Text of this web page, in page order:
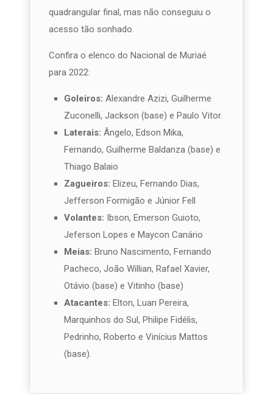
quadrangular final, mas não conseguiu o
acesso tão sonhado.
Confira o elenco do Nacional de Muriaé
para 2022:
Goleiros: Alexandre Azizi, Guilherme
Zuconelli, Jackson (base) e Paulo Vitor.
Laterais: Ângelo, Edson Mika,
Fernando, Guilherme Baldanza (base) e
Thiago Balaio
Zagueiros: Elizeu, Fernando Dias,
Jefferson Formigão e Júnior Fell
Volantes: Ibson, Emerson Guioto,
Jeferson Lopes e Maycon Canário
Meias: Bruno Nascimento, Fernando
Pacheco, João Willian, Rafael Xavier,
Otávio (base) e Vitinho (base)
Atacantes: Elton, Luan Pereira,
Marquinhos do Sul, Philipe Fidélis,
Pedrinho, Roberto e Vinícius Mattos
(base).